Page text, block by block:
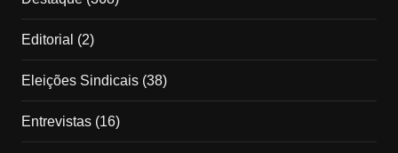
Editorial (2)
Eleições Sindicais(38)
Entrevistas(16)